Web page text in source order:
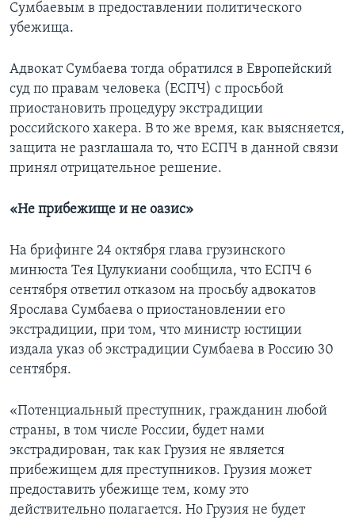
Сумбаевым в предоставлении политического
убежища.
Адвокат Сумбаева тогда обратился в Европейский
суд по правам человека (ЕСПЧ) с просьбой
приостановить процедуру экстрадиции
российского хакера. В то же время, как выясняется,
защита не разглашала то, что ЕСПЧ в данной связи
принял отрицательное решение.
«Не прибежище и не оазис»
На брифинге 24 октября глава грузинского
минюста Тея Цулукиани сообщила, что ЕСПЧ 6
сентября ответил отказом на просьбу адвокатов
Ярослава Сумбаева о приостановлении его
экстрадиции, при том, что министр юстиции
издала указ об экстрадиции Сумбаева в Россию 30
сентября.
«Потенциальный преступник, гражданин любой
страны, в том числе России, будет нами
экстрадирован, так как Грузия не является
прибежищем для преступников. Грузия может
предоставить убежище тем, кому это
действительно полагается. Но Грузия не будет